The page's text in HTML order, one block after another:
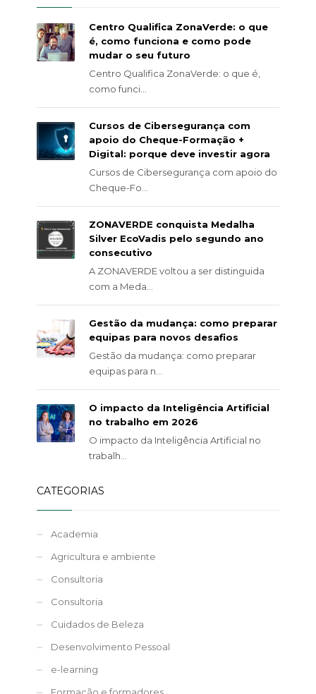
Centro Qualifica ZonaVerde: o que
é, como funciona e como pode
mudar o seu futuro
Centro Qualifica ZonaVerde: o que é,
como funci...
Cursos de Cibersegurança com
apoio do Cheque-Formação +
Digital: porque deve investir agora
Cursos de Cibersegurança com apoio do
Cheque-Fo...
ZONAVERDE conquista Medalha
Silver EcoVadis pelo segundo ano
consecutivo
A ZONAVERDE voltou a ser distinguida
com a Meda...
Gestão da mudança: como preparar
equipas para novos desafios
Gestão da mudança: como preparar
equipas para n...
O impacto da Inteligência Artificial
no trabalho em 2026
O impacto da Inteligência Artificial no
trabalh...
CATEGORIAS
Academia
Agricultura e ambiente
Consultoria
Consultoria
Cuidados de Beleza
Desenvolvimento Pessoal
e-learning
Formação e formadores